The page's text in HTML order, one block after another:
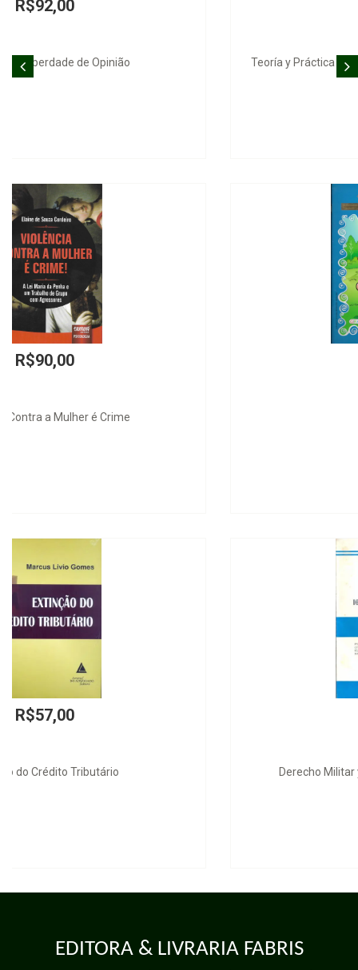
Teoría y Práctica de los Derechos Fundamentales en las
Derecho Militar y Derecho Disciplinario Militar
EDITORA & LIVRARIA FABRIS